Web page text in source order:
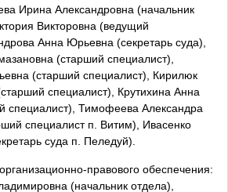
Ирина Александровна (начальник
Викторовна (ведущий
Анна Юрьевна (секретарь суда),
(старший специалист),
(старший специалист), Кирилюк
специалист), Крутихина Анна
специалист), Тимофеева Александра
специалист п. Витим), Ивасенко
суда п. Пеледуй).
правового обеспечения:
(начальник отдела),